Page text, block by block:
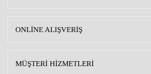
ONLİNE ALIŞVERİŞ
MÜŞTERİ HİZMETLERİ